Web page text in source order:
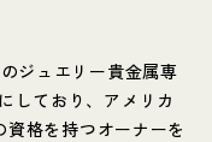
ジュエリー貴金属専
しており、アメリカ
格を持つオーナーを